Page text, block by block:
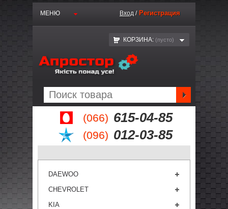
(066) 615-04-85
(096) 012-03-85
МЕНЮ Вход / Регистрация
КОРЗИНА: (пустo)
DAEWOO
CHEVROLET
KIA